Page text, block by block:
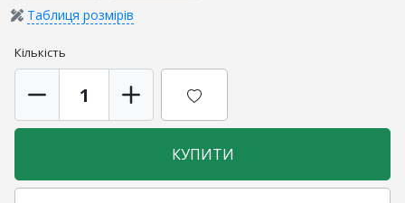
Таблиця розмірів
Кількість
КУПИТИ